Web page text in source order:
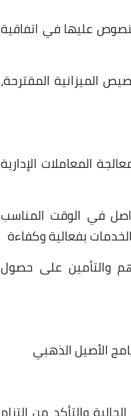
عليها في اتفاقية
الميزانية المقترحة،
المعاملات الإدارية
في الوقت المناسب
بفعالية وكفاءة
والتأمين على حصول
الأصيل الذهبي